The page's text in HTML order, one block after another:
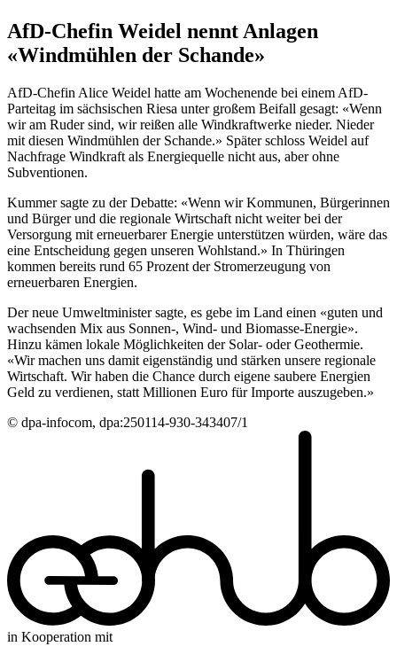
AfD-Chefin Weidel nennt Anlagen
«Windmühlen der Schande»
AfD-Chefin Alice Weidel hatte am Wochenende bei einem AfD-
Parteitag im sächsischen Riesa unter großem Beifall gesagt: «Wenn
wir am Ruder sind, wir reißen alle Windkraftwerke nieder. Nieder
mit diesen Windmühlen der Schande.» Später schloss Weidel auf
Nachfrage Windkraft als Energiequelle nicht aus, aber ohne
Subventionen.
Kummer sagte zu der Debatte: «Wenn wir Kommunen, Bürgerinnen
und Bürger und die regionale Wirtschaft nicht weiter bei der
Versorgung mit erneuerbarer Energie unterstützen würden, wäre das
eine Entscheidung gegen unseren Wohlstand.» In Thüringen
kommen bereits rund 65 Prozent der Stromerzeugung von
erneuerbaren Energien.
Der neue Umweltminister sagte, es gebe im Land einen «guten und
wachsenden Mix aus Sonnen-, Wind- und Biomasse-Energie».
Hinzu kämen lokale Möglichkeiten der Solar- oder Geothermie.
«Wir machen uns damit eigenständig und stärken unsere regionale
Wirtschaft. Wir haben die Chance durch eigene saubere Energien
Geld zu verdienen, statt Millionen Euro für Importe auszugeben.»
© dpa-infocom, dpa:250114-930-343407/1
in Kooperation mit